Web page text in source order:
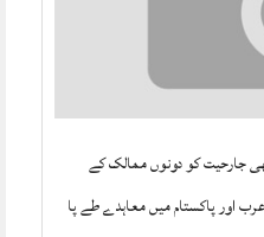
کو دونوں ممالک کے
اور پاکستام میں معاہدے طے پا